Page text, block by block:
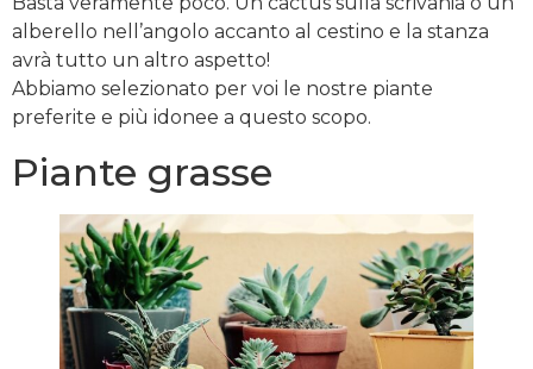
alberello nell’angolo accanto al cestino e la stanza
avrà tutto un altro aspetto!
Abbiamo selezionato per voi le nostre piante
preferite e più idonee a questo scopo.
Piante grasse